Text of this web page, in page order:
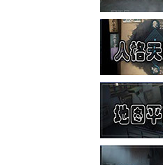
手游论坛